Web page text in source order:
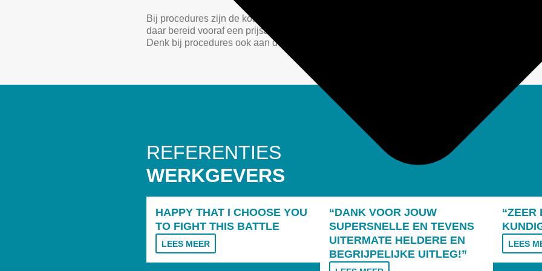
Bij procedures zijn de kosten lastiger in te schatten, maar door onze ervaringen zijn we ook
daar bereid vooraf een prijsafspraak te maken.
Denk bij procedures ook aan de bijkomende kosten zoals de deurwaarder en griffierechten.
REFERENTIES
WERKGEVERS
HAPPY THAT I CHOOSE YOU
TO FIGHT THIS BATTLE
LEES MEER
“DANK VOOR JOUW
SUPERSNELLE EN TEVENS
UITERMATE HELDERE EN
BEGRIJPELIJKE UITLEG!”
“ZEER
LEES